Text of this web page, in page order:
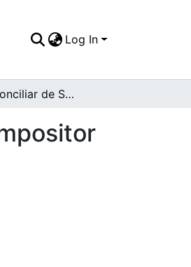
Log In
Seminario conciliar de San Pedro apostol, donde el niño, compositor del la "cumbia al Santo Padre", hace su homenaje al Papa